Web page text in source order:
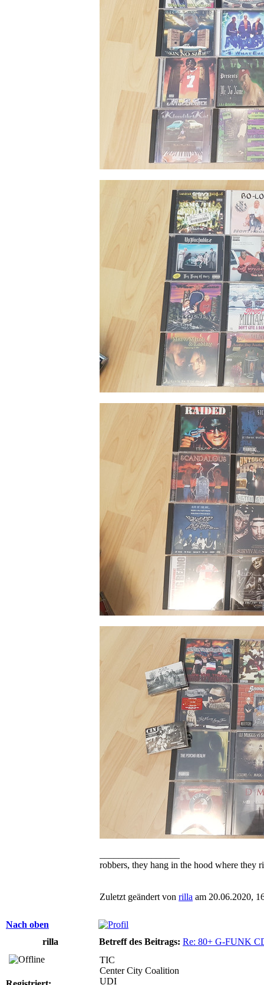
robbers, they hang in the hood where they
Zuletzt geändert von rilla am 20.06.2020,
Nach oben
rilla
Betreff des Beitrags: Re: 80+ G-FUNK
TIC
Center City Coalition
UDI